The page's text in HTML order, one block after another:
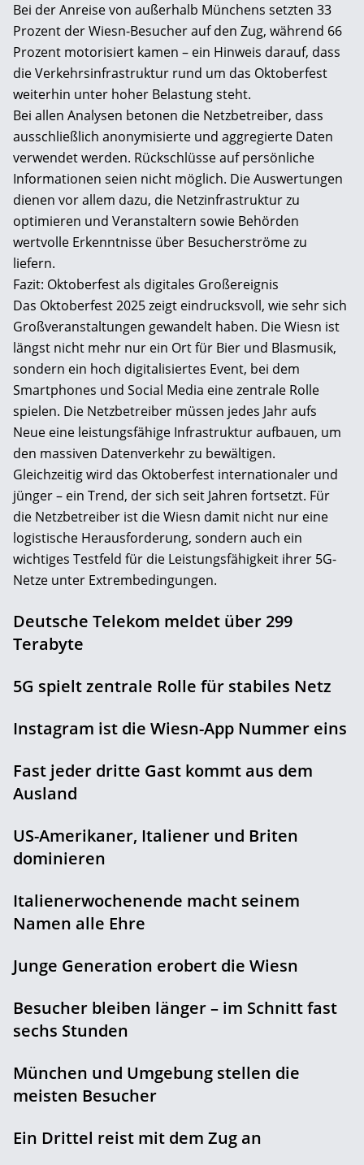
Bei der Anreise von außerhalb Münchens setzten 33
Prozent der Wiesn-Besucher auf den Zug, während 66
Prozent motorisiert kamen – ein Hinweis darauf, dass
die Verkehrsinfrastruktur rund um das Oktoberfest
weiterhin unter hoher Belastung steht.
Bei allen Analysen betonen die Netzbetreiber, dass
ausschließlich anonymisierte und aggregierte Daten
verwendet werden. Rückschlüsse auf persönliche
Informationen seien nicht möglich. Die Auswertungen
dienen vor allem dazu, die Netzinfrastruktur zu
optimieren und Veranstaltern sowie Behörden
wertvolle Erkenntnisse über Besucherströme zu
liefern.
Fazit: Oktoberfest als digitales Großereignis
Das Oktoberfest 2025 zeigt eindrucksvoll, wie sehr sich
Großveranstaltungen gewandelt haben. Die Wiesn ist
längst nicht mehr nur ein Ort für Bier und Blasmusik,
sondern ein hoch digitalisiertes Event, bei dem
Smartphones und Social Media eine zentrale Rolle
spielen. Die Netzbetreiber müssen jedes Jahr aufs
Neue eine leistungsfähige Infrastruktur aufbauen, um
den massiven Datenverkehr zu bewältigen.
Gleichzeitig wird das Oktoberfest internationaler und
jünger – ein Trend, der sich seit Jahren fortsetzt. Für
die Netzbetreiber ist die Wiesn damit nicht nur eine
logistische Herausforderung, sondern auch ein
wichtiges Testfeld für die Leistungsfähigkeit ihrer 5G-
Netze unter Extrembedingungen.
Deutsche Telekom meldet über 299
Terabyte
5G spielt zentrale Rolle für stabiles Netz
Instagram ist die Wiesn-App Nummer eins
Fast jeder dritte Gast kommt aus dem
Ausland
US-Amerikaner, Italiener und Briten
dominieren
Italienerwochenende macht seinem
Namen alle Ehre
Junge Generation erobert die Wiesn
Besucher bleiben länger – im Schnitt fast
sechs Stunden
München und Umgebung stellen die
meisten Besucher
Ein Drittel reist mit dem Zug an